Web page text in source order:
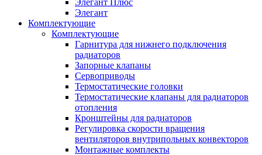
Элегант Плюс
Элегант
Комплектующие
Комплектующие
Гарнитура для нижнего подключения
радиаторов
Запорные клапаны
Сервоприводы
Термостатические головки
Термостатические клапаны для радиаторов
отопления
Кронштейны для радиаторов
Регулировка скорости вращения
вентиляторов внутрипольных конвекторов
Монтажные комплекты